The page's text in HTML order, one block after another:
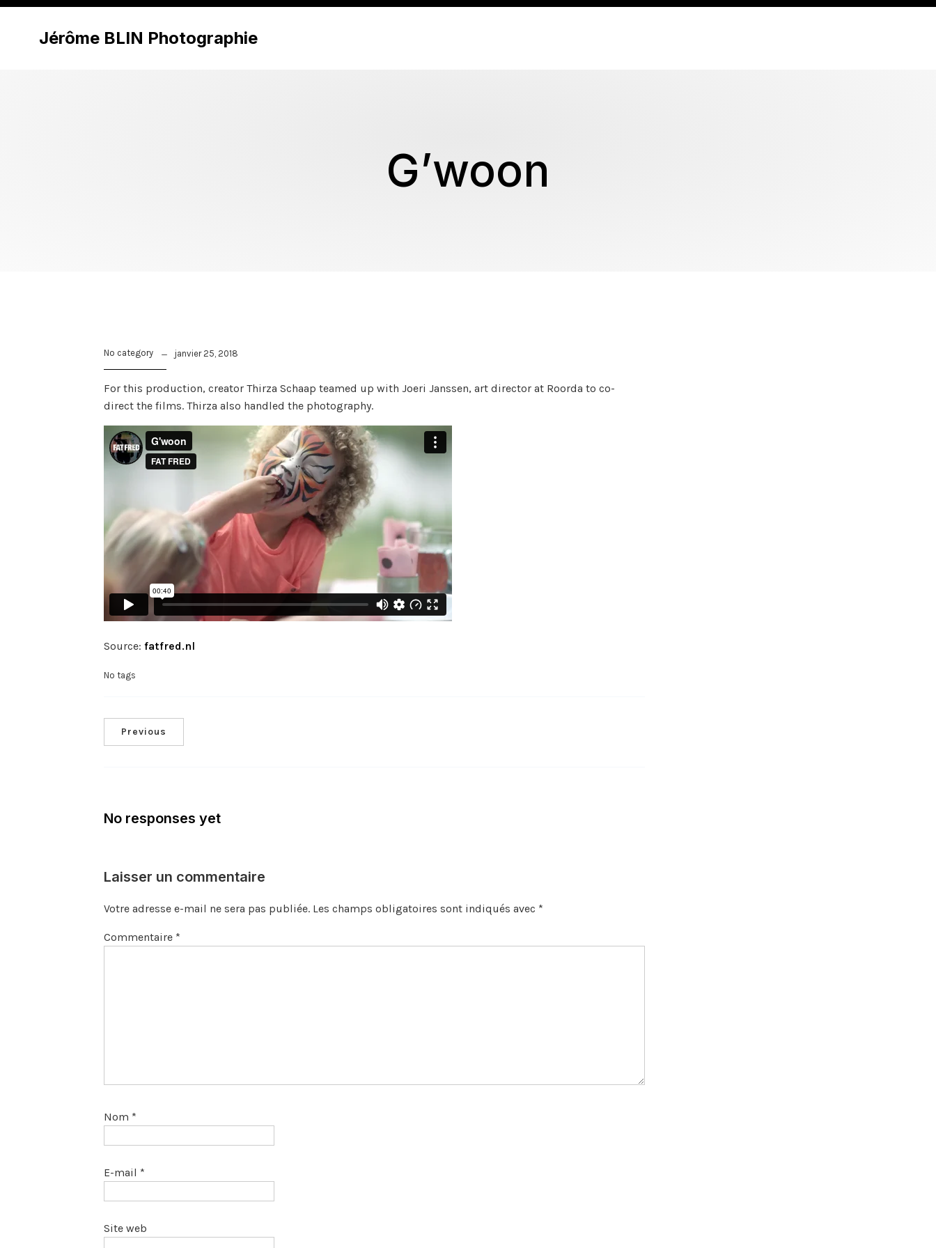
Jérôme BLIN Photographie
G’woon
No category janvier 25, 2018
For this production, creator Thirza Schaap teamed up with Joeri Janssen, art director at Roorda to co-
direct the films. Thirza also handled the photography.
Source:fatfred.nl
No tags
Previous
No responses yet
Laisser un commentaire
Votre adresse e-mail ne sera pas publiée. Les champs obligatoires sont indiqués avec *
Commentaire *
Nom *
E-mail *
Site web